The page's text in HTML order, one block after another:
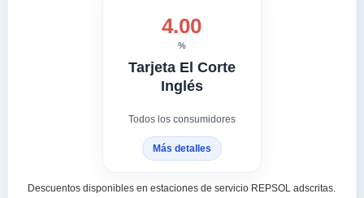
4.00
%
Tarjeta El Corte
Inglés
Todos los consumidores
Más detalles
Descuentos disponibles en estaciones de servicio REPSOL adscritas.